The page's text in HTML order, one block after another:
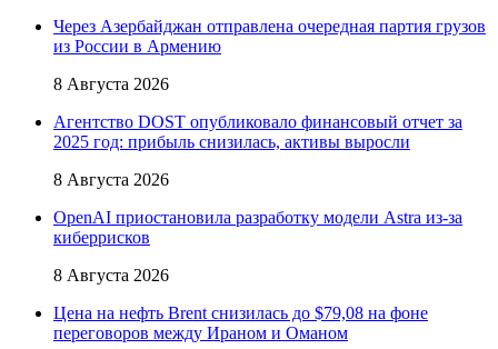
Через Азербайджан отправлена очередная партия грузов
из России в Армению
8 Августа 2026
Агентство DOST опубликовало финансовый отчет за
2025 год: прибыль снизилась, активы выросли
8 Августа 2026
OpenAI приостановила разработку модели Astra из-за
киберрисков
8 Августа 2026
Цена на нефть Brent снизилась до $79,08 на фоне
переговоров между Ираном и Оманом